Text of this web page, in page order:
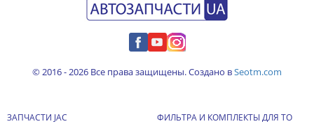
© 2016 - 2026 Все права защищены. Создано вSeotm.com
ЗАПЧАСТИ JAC
ФИЛЬТРА И КОМПЛЕКТЫ ДЛЯ ТО